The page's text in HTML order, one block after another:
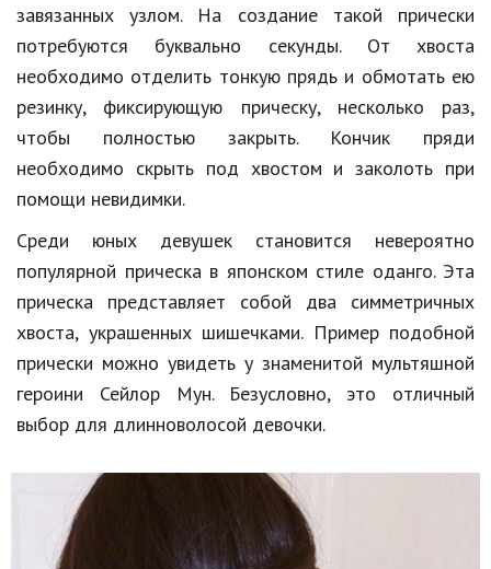
завязанных узлом. На создание такой прически
потребуются буквально секунды. От хвоста
необходимо отделить тонкую прядь и обмотать ею
резинку, фиксирующую прическу, несколько раз,
чтобы полностью закрыть. Кончик пряди
необходимо скрыть под хвостом и заколоть при
помощи невидимки.
Среди юных девушек становится невероятно
популярной прическа в японском стиле оданго. Эта
прическа представляет собой два симметричных
хвоста, украшенных шишечками. Пример подобной
прически можно увидеть у знаменитой мультяшной
героини Сейлор Мун. Безусловно, это отличный
выбор для длинноволосой девочки.